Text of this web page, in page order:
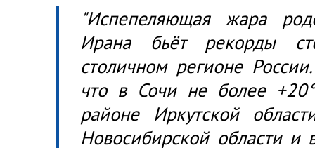
"Испепеляющая жара
Ирана бьёт рекорды
столичном регионе
что в Сочи не более
районе Иркутской
Новосибирской области и